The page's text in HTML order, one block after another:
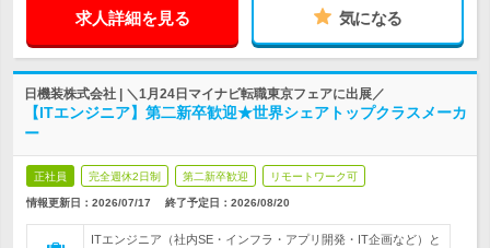
求人詳細を見る 気になる
日機装株式会社 | ＼1月24日マイナビ転職東京フェアに出展／
【ITエンジニア】第二新卒歓迎★世界シェアトップクラスメーカ
ー
正社員 完全週休2日制 第二新卒歓迎 リモートワーク可
情報更新日：2026/07/17 終了予定日： 2026/08/20
ITエンジニア（社内SE・インフラ・アプリ開発・IT企画など）と